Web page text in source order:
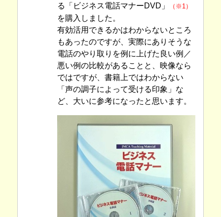
る「ビジネス電話マナーDVD」
（※1）
を購入しました。
有効活用できるかはわからないところ
もあったのですが、実際にありそうな
電話のやり取りを例に上げた良い例／
悪い例の比較があることと、映像なら
ではですが、書籍上ではわからない
「声の調子によって受ける印象」な
ど、大いに参考になったと思います。